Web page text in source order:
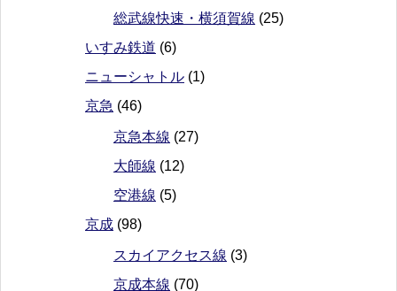
総武線快速・横須賀線 (25)
いすみ鉄道 (6)
ニューシャトル (1)
京急 (46)
京急本線 (27)
大師線 (12)
空港線 (5)
京成 (98)
スカイアクセス線 (3)
京成本線 (70)